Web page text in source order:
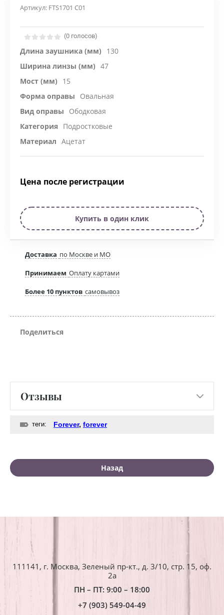
Артикул: FTS1701 C01
(0 голосов)
Длина заушника (мм)
130
Ширина линзы (мм) 47
Мост (мм)
15
Форма оправы
Овальная
Вид оправы
Ободковая
Категория Подростковые
Материал Ацетат
Цена после регистрации
Купить в один клик
Доставка по Москве и МО
Принимаем Оплату картами
Более 10 пунктов самовывоз
Поделиться
Отзывы
теги: Forever, forever
Назад
111141, г. Москва, Зеленый пр-кт., д. 3/10, стр. 15, оф.
2a
ПН – ПТ: 9:00 – 18:00
+7 (903) 549-04-49